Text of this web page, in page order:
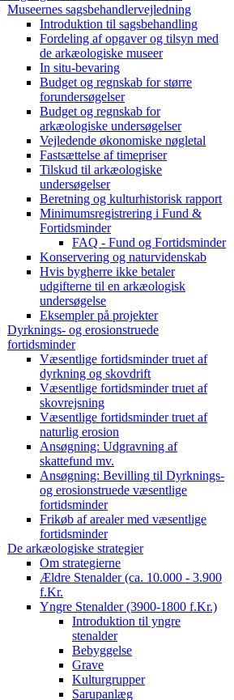
Museernes sagsbehandlervejledning
Introduktion til sagsbehandling
Fordeling af opgaver og tilsyn med
de arkæologiske museer
In situ-bevaring
Budget og regnskab for større
forundersøgelser
Budget og regnskab for
arkæologiske undersøgelser
Vejledende økonomiske nøgletal
Fastsættelse af timepriser
Tilskud til arkæologiske
undersøgelser
Beretning og kulturhistorisk rapport
Minimumsregistrering i Fund &
Fortidsminder
FAQ - Fund og Fortidsminder
Konservering og naturvidenskab
Hvis bygherre ikke betaler
udgifterne til en arkæologisk
undersøgelse
Eksempler på projekter
Dyrknings- og erosionstruede
fortidsminder
Væsentlige fortidsminder truet af
dyrkning og skovdrift
Væsentlige fortidsminder truet af
skovrejsning
Væsentlige fortidsminder truet af
naturlig erosion
Ansøgning: Udgravning af
skattefund mv.
Ansøgning: Bevilling til Dyrknings-
og erosionstruede væsentlige
fortidsminder
Frikøb af arealer med væsentlige
fortidsminder
De arkæologiske strategier
Om strategierne
Ældre Stenalder (ca. 10.000 - 3.900
f.Kr.
Yngre Stenalder (3900-1800 f.Kr.)
Introduktion til yngre
stenalder
Bebyggelse
Grave
Kulturgrupper
Sarupanlæg